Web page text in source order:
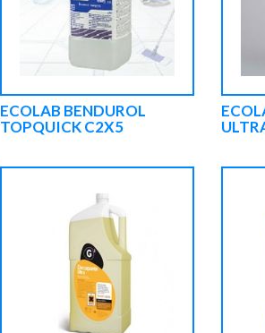
ECOLAB BENDUROL
TOPQUICK C2X5